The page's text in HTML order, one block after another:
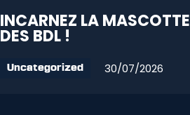
INCARNEZ LA MASCOTTE
DES BDL !
Uncategorized 30/07/2026